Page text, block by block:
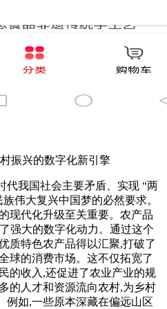
振兴的数字化新引擎
代我国社会主要矛盾、实现 “两
伟大复兴中国梦的必然要求。
现代化升级至关重要。农产品
强大的数字化动力。通过这个
质特色农产品得以汇聚,打破了
球的消费市场。这不仅拓宽了
的收入,还促进了农业产业的规
的人才和资源流向农村,为乡村
例如,一些原本深藏在偏远山区